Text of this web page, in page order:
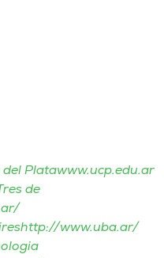
Platawww.ucp.edu.ar
de
www.uba.ar/